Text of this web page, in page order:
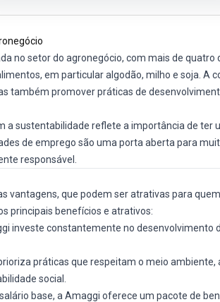
no setor do agronegócio, com mais de quatro
em particular algodão, milho e soja. A
também promover práticas de
a sustentabilidade reflete a importância de ter
de emprego são uma porta aberta para
responsável.
vantagens, que podem ser atrativas para
principais benefícios e atrativos:
investe constantemente no desenvolvimento
práticas que respeitam o meio
social.
base, a Amaggi oferece um pacote de